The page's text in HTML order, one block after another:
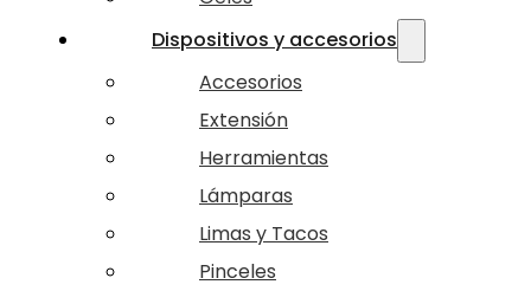
Dispositivos y accesorios
Accesorios
Extensión
Herramientas
Lámparas
Limas y Tacos
Pinceles